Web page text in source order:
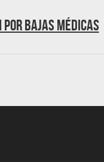
bajas médicas